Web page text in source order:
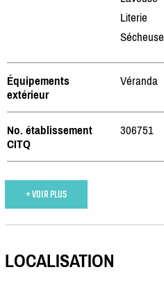
Literie
Sécheuse
Équipements
extérieur
Véranda
No. établissement
CITQ
306751
+ VOIR PLUS
LOCALISATION